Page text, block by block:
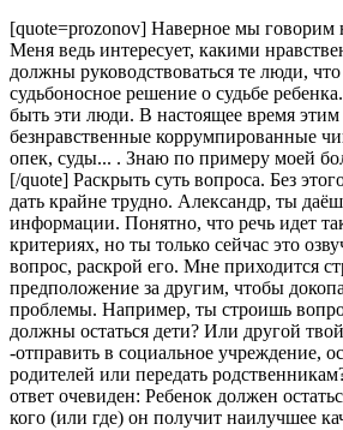
[quote=prozonov] Наверное мы говорим
Меня ведь интересует, какими
должны руководствоваться те люди,
судьбоносное решение о судьбе
быть эти люди. В настоящее время этим
безнравственные коррумпированные
опек, суды... . Знаю по примеру моей
[/quote] Раскрыть суть вопроса. Без
дать крайне трудно. Александр, ты
информации. Понятно, что речь идет
критериях, но ты только сейчас это
вопрос, раскрой его. Мне приходится
предположение за другим, чтобы
проблемы. Например, ты строишь
должны остаться дети? Или другой
-отправить в социальное учреждение,
родителей или передать
ответ очевиден: Ребенок должен
кого (или где) он получит наилучшее